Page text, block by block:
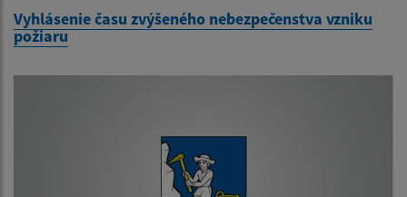
Vyhlásenie času zvýšeného nebezpečenstva vzniku
požiaru